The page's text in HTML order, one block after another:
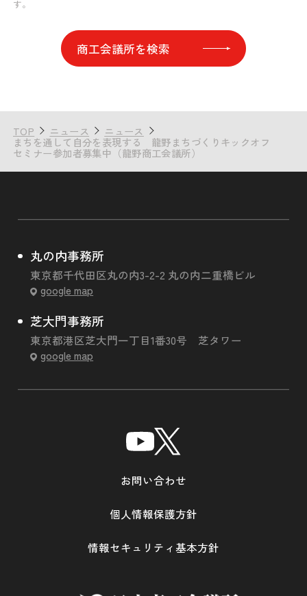
す。
商工会議所を検索
TOP ニュース ニュース
まちを通して自分を表現する 龍野まちづくりキックオフ
セミナー参加者募集中（龍野商工会議所）
丸の内事務所
東京都千代田区丸の内3-2-2 丸の内二重橋ビル
google map
芝大門事務所
東京都港区芝大門一丁目1番30号 芝タワー
google map
お問い合わせ
個人情報保護方針
情報セキュリティ基本方針